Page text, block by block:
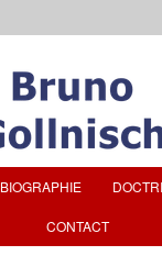
BIOGRAPHIE
CONTACT